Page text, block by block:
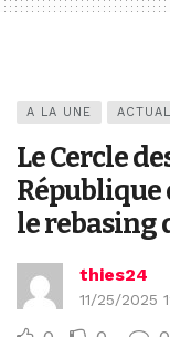
A LA UNE
Le Cercle
République
le rebasing
thies24
11/25/2025